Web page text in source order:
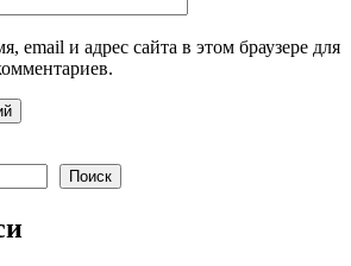
email и адрес сайта в этом браузере для
Поиск